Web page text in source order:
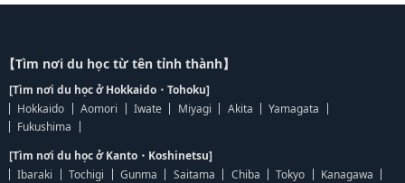
【Tìm nơi du học từ tên tỉnh thành】
[Tìm nơi du học ở Hokkaido・Tohoku]
Hokkaido
Aomori Iwate Miyagi Akita
Yamagata
Fukushima
[Tìm nơi du học ở Kanto・Koshinetsu]
Ibaraki
Tochigi Gunma Saitama Chiba Tokyo
Kanagawa